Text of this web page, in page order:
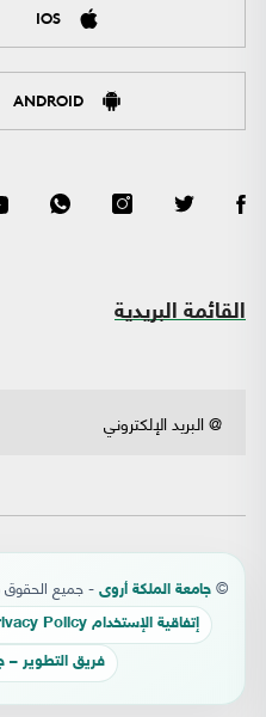
IOS
ANDROID
القائمة البريدية
© جامعة الملكة أروى - جميع الحقوق
إتفاقية الإستخدام Privacy Policy
فريق التطوير –